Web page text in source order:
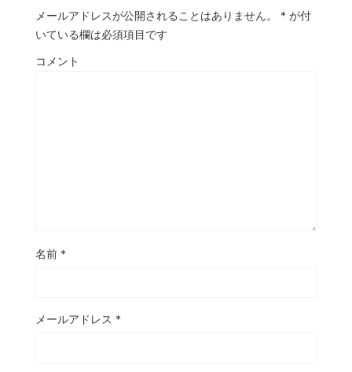
メールアドレスが公開されることはありません。 * が付
いている欄は必須項目です
コメント
名前 *
メールアドレス *